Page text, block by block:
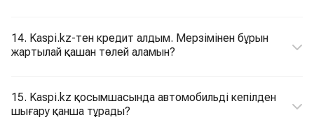
14. Kaspi.kz-тен кредит алдым. Мерзімінен бұрын
жартылай қашан төлей аламын?
15. Kaspi.kz қосымшасында автомобильді кепілден
шығару қанша тұрады?